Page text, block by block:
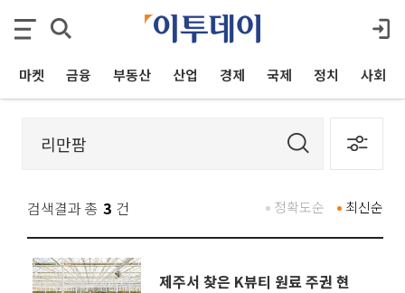
마켓 금융 부동산 산업 경제 국제 정치 사회
검색결과 총 3 건 최신순
정확도순
제주서 찾은 K뷰티 원료 주권 현